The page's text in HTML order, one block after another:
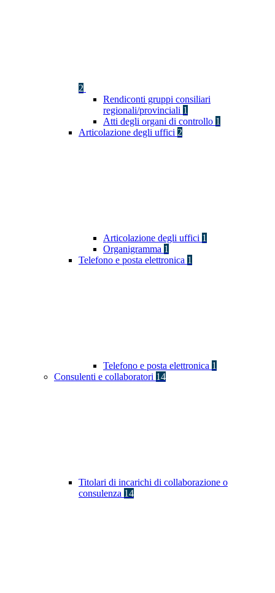
2
Rendiconti gruppi consiliari
regionali/provinciali 1
Atti degli organi di controllo 1
Articolazione degli uffici 2
Articolazione degli uffici 1
Organigramma 1
Telefono e posta elettronica 1
Telefono e posta elettronica 1
Consulenti e collaboratori 14
Titolari di incarichi di collaborazione o
consulenza 14